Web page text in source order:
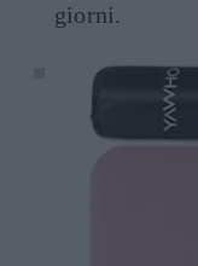
giorni.